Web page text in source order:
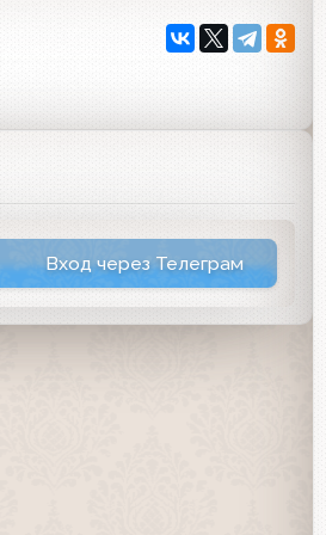
Вход через Телеграм